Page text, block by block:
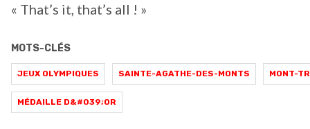
« That’s it, that’s all ! »
MOTS-CLÉS
JEUX OLYMPIQUES SAINTE-AGATHE-DES-MONTS MONT-
MÉDAILLE D&#039;OR